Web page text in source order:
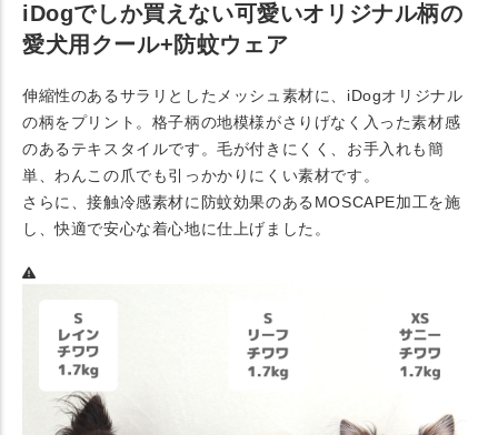
iDogでしか買えない可愛いオリジナル柄の
愛犬用クール+防蚊ウェア
伸縮性のあるサラリとしたメッシュ素材に、iDogオリジナル
の柄をプリント。格子柄の地模様がさりげなく入った素材感
のあるテキスタイルです。毛が付きにくく、お手入れも簡
単、わんこの爪でも引っかかりにくい素材です。
さらに、接触冷感素材に防蚊効果のあるMOSCAPE加工を施
し、快適で安心な着心地に仕上げました。